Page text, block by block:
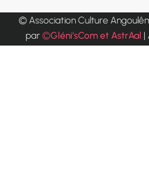
© Association Culture
par©Gléni’sCom et AstrAal |